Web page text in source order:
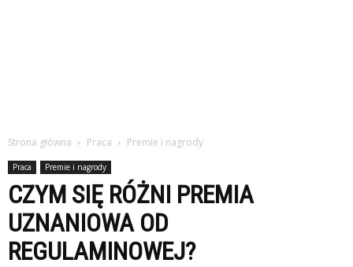
Strona główna Praca Premie i nagrody
Praca Premie i nagrody
CZYM SIĘ RÓŻNI PREMIA
UZNANIOWA OD
REGULAMINOWEJ?